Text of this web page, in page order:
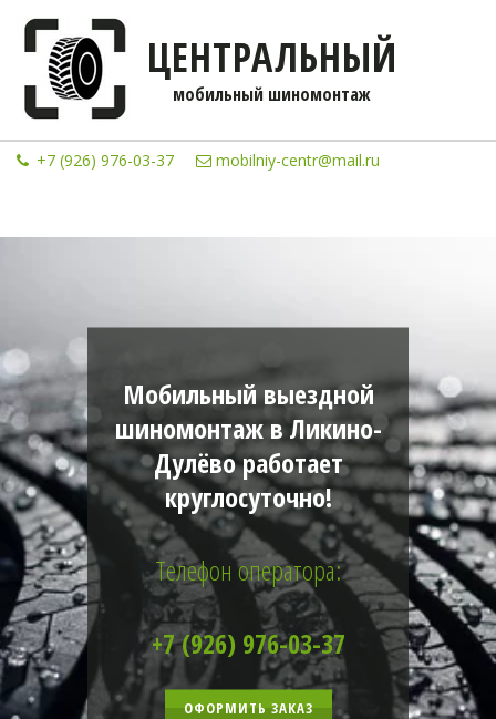
ЦЕНТРАЛЬНЫЙ
мобильны­­й шиномонтаж
+7 (926) 976-03-37 mobilniy-centr@mail.ru
Мобильный выездной
шиномонтаж в Ликино-
Дулёво работает
круглосуточно!
Телефон оператора:
+7 (926) 976-03-37
ОФОРМИТЬ ЗАКАЗ